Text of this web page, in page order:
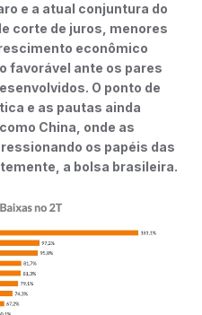
e a atual conjuntura do
corte de juros, menores
econômico
favorável ante os pares
O ponto de
e as pautas ainda
China, onde as
os papéis das
a bolsa brasileira.